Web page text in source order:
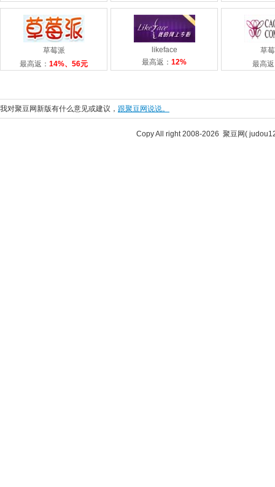
草莓派
最高返： 14%、56元
likeface
最高返： 12%
草
最高
我对聚豆网新版有什么意见或建议， 跟聚豆网说说。
Copy All right 2008-2026 聚豆网(